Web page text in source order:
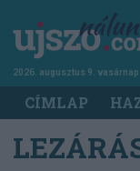
tartalomra
2026. augusztus 9. vasárnap
Main
navigation
CÍMLAP